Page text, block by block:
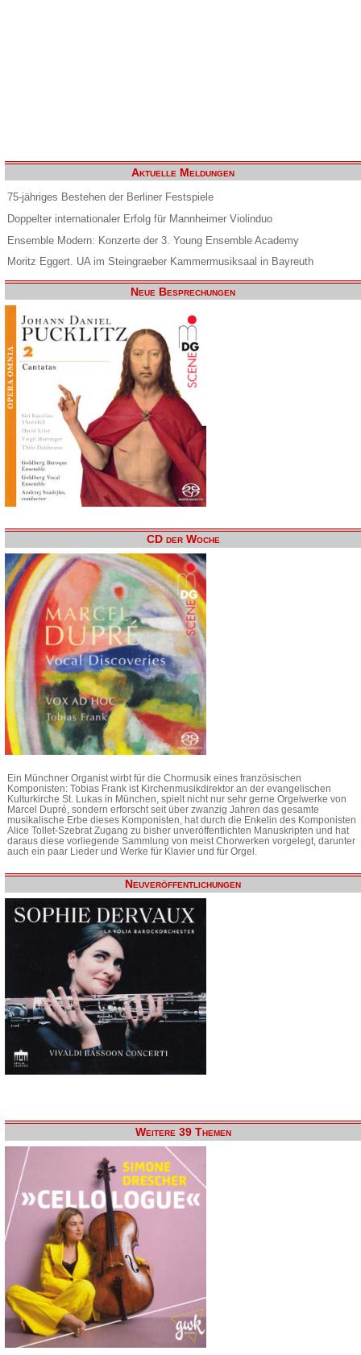
Aktuelle Meldungen
75-jähriges Bestehen der Berliner Festspiele
Doppelter internationaler Erfolg für Mannheimer Violinduo
Ensemble Modern: Konzerte der 3. Young Ensemble Academy
Moritz Eggert. UA im Steingraeber Kammermusiksaal in Bayreuth
Neue Besprechungen
CD der Woche
Ein Münchner Organist wirbt für die Chormusik eines französischen
Komponisten: Tobias Frank ist Kirchenmusikdirektor an der evangelischen
Kulturkirche St. Lukas in München, spielt nicht nur sehr gerne Orgelwerke von
Marcel Dupré, sondern erforscht seit über zwanzig Jahren das gesamte
musikalische Erbe dieses Komponisten, hat durch die Enkelin des Komponisten
Alice Tollet-Szebrat Zugang zu bisher unveröffentlichten Manuskripten und hat
daraus diese vorliegende Sammlung von meist Chorwerken vorgelegt, darunter
auch ein paar Lieder und Werke für Klavier und für Orgel.
Neuveröffentlichungen
Weitere 39 Themen